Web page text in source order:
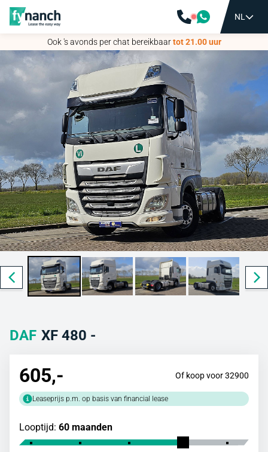
NL
Ook 's avonds per chat bereikbaartot 21.00 uur
NL
Ook 's avonds per chat bereikbaartot 21.00 uur
DAF XF 480 -
605,- Of koop voor 32900
Leaseprijs p.m. op basis van financial lease
Looptijd: 60 maanden